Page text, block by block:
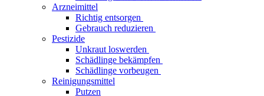
Arzneimittel
Richtig entsorgen
Gebrauch reduzieren
Pestizide
Unkraut loswerden
Schädlinge bekämpfen
Schädlinge vorbeugen
Reinigungsmittel
Putzen